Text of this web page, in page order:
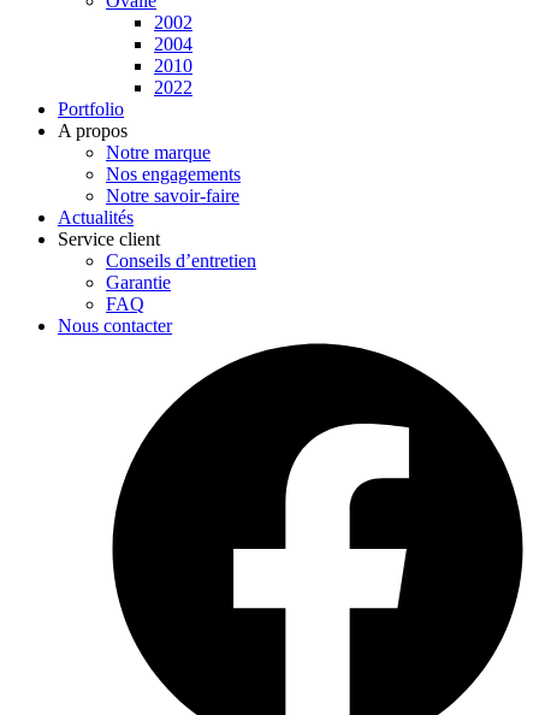
2002
2004
2010
2022
Portfolio
A propos
Notre marque
Nos engagements
Notre savoir-faire
Actualités
Service client
Conseils d’entretien
Garantie
FAQ
Nous contacter